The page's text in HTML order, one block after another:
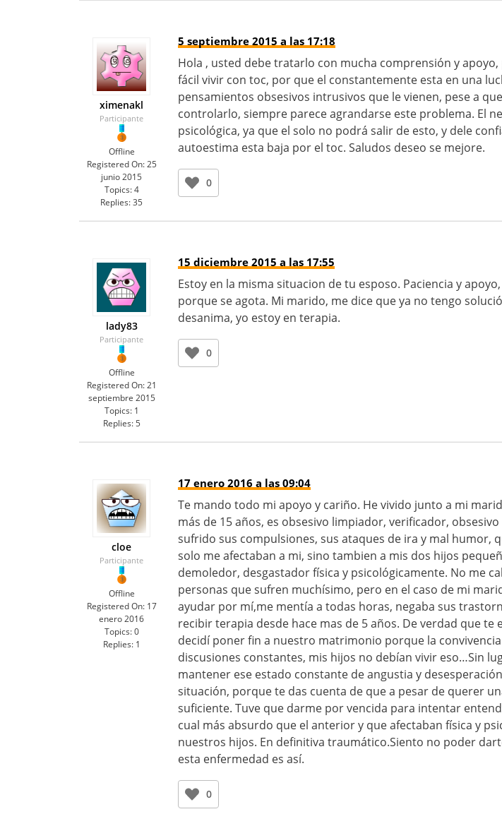
ximenakl
Participante
Offline
Registered On: 25
junio 2015
Topics: 4
Replies:35
5 septiembre 2015 a las 17:18
Hola , usted debe tratarlo con mucha comprensión y apoyo,
fácil vivir con toc, por que el constantemente esta en una
pensamientos obsesivos intrusivos que le vienen, pese a
controlarlo, siempre parece agrandarse este problema. El
psicológica, ya que el solo no podrá salir de esto, y dele
autoestima esta baja por el toc. Saludos deseo se mejore.
0
lady83
Participante
Offline
Registered On: 21
septiembre 2015
Topics: 1
Replies: 5
15 diciembre 2015 a las 17:55
Estoy en la misma situacion de tu esposo. Paciencia y
porque se agota. Mi marido, me dice que ya no tengo
desanima, yo estoy en terapia.
0
cloe
Participante
Offline
Registered On: 17
enero 2016
Topics: 0
Replies: 1
17 enero 2016 a las 09:04
Te mando todo mi apoyo y cariño. He vivido junto a mi
más de 15 años, es obsesivo limpiador, verificador,
sufrido sus compulsiones, sus ataques de ira y mal humor,
solo me afectaban a mi, sino tambien a mis dos hijos
demoledor, desgastador física y psicológicamente. No me
personas que sufren muchísimo, pero en el caso de mi
ayudar por mí,me mentía a todas horas, negaba sus
recibir terapia desde hace mas de 5 años. De verdad que te
decidí poner fin a nuestro matrimonio porque la
discusiones constantes, mis hijos no debían vivir eso…Sin
mantener ese estado constante de angustia y
situación, porque te das cuenta de que a pesar de querer
suficiente. Tuve que darme por vencida para intentar
cual más absurdo que el anterior y que afectaban física y
nuestros hijos. En definitiva traumático.Siento no poder
esta enfermedad es así.
0